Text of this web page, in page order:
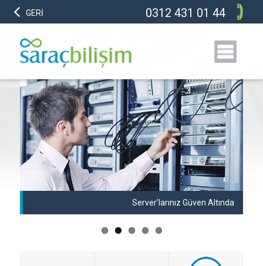
GERİ 0312 431 01 44
Server’larınız Güven Altında